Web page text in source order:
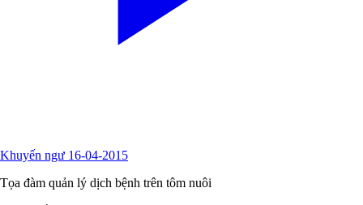
Khuyến ngư 16-04-2015
Tọa đàm quản lý dịch bệnh trên tôm nuôi